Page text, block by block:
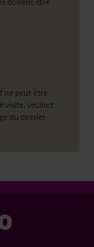
ne peut être
visite, veuillez
du dossier